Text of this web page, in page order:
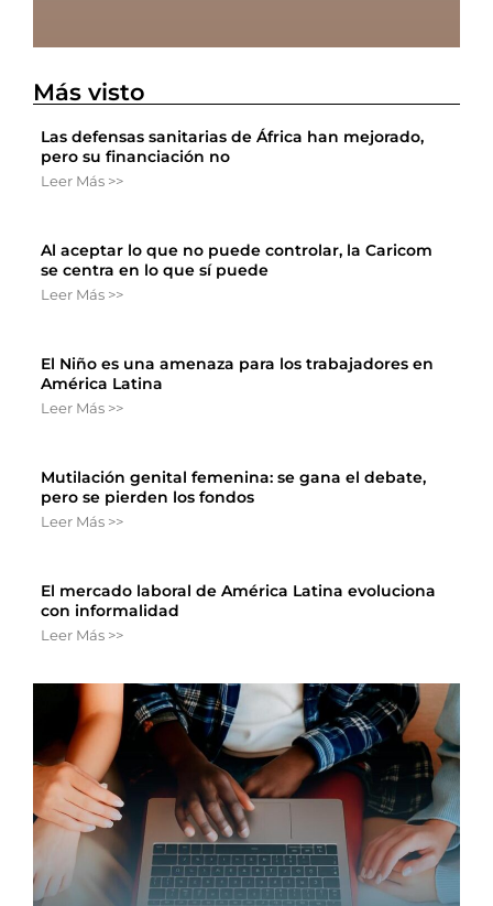
Más visto
Las defensas sanitarias de África han mejorado,
pero su financiación no
Leer Más >>
Al aceptar lo que no puede controlar, la Caricom
se centra en lo que sí puede
Leer Más >>
El Niño es una amenaza para los trabajadores en
América Latina
Leer Más >>
Mutilación genital femenina: se gana el debate,
pero se pierden los fondos
Leer Más >>
El mercado laboral de América Latina evoluciona
con informalidad
Leer Más >>